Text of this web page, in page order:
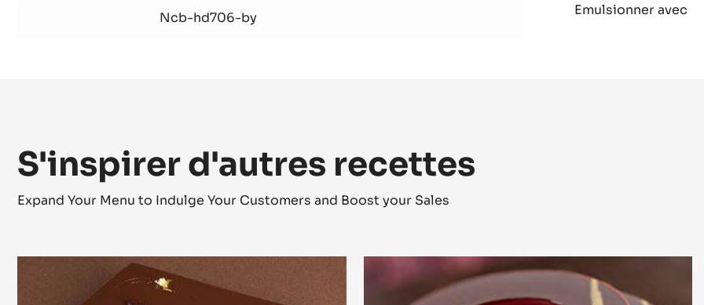
d'agrumes
Ncb-hd706-by Emulsionner avec
S'inspirer d'autres recettes
Expand Your Menu to Indulge Your Customers and Boost your Sales
L'Alto